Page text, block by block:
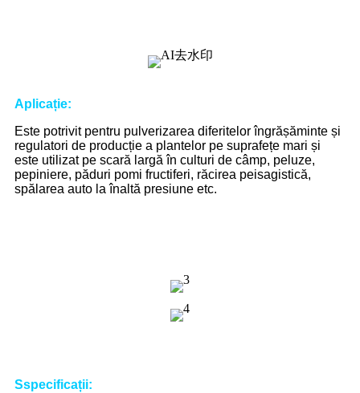
Aplicație:
Este potrivit pentru pulverizarea diferitelor îngrășăminte și
regulatori de producție a plantelor pe suprafețe mari și
este utilizat pe scară largă în culturi de câmp, peluze,
pepiniere, păduri pomi fructiferi, răcirea peisagistică,
spălarea auto la înaltă presiune etc.
Sspecificații: